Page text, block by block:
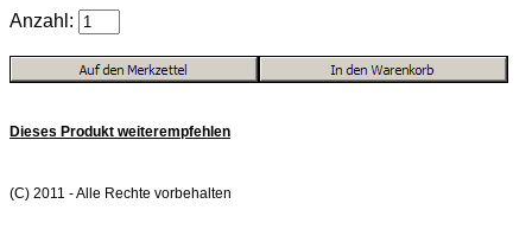
Anzahl:
Dieses Produkt weiterempfehlen
(C) 2011 - Alle Rechte vorbehalten